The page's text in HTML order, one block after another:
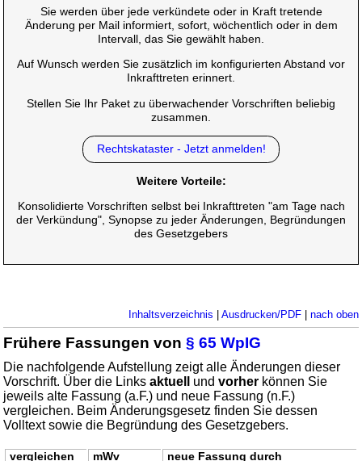
Sie werden über jede verkündete oder in Kraft tretende
Änderung per Mail informiert, sofort, wöchentlich oder in dem
Intervall, das Sie gewählt haben.
Auf Wunsch werden Sie zusätzlich im konfigurierten Abstand vor
Inkrafttreten erinnert.
Stellen Sie Ihr Paket zu überwachender Vorschriften beliebig
zusammen.
Rechtskataster - Jetzt anmelden!
Weitere Vorteile:
Konsolidierte Vorschriften selbst bei Inkrafttreten "am Tage nach
der Verkündung", Synopse zu jeder Änderungen, Begründungen
des Gesetzgebers
Inhaltsverzeichnis Ausdrucken/PDF| nach oben
Frühere Fassungen von§ 65 WpIG
Die nachfolgende Aufstellung zeigt alle Änderungen dieser
Vorschrift. Über die Linksaktuell undvorher können Sie
jeweils alte Fassung (a.F.) und neue Fassung (n.F.)
vergleichen. Beim Änderungsgesetz finden Sie dessen
Volltext sowie die Begründung des Gesetzgebers.
vergleichen mWv neue Fassung durch